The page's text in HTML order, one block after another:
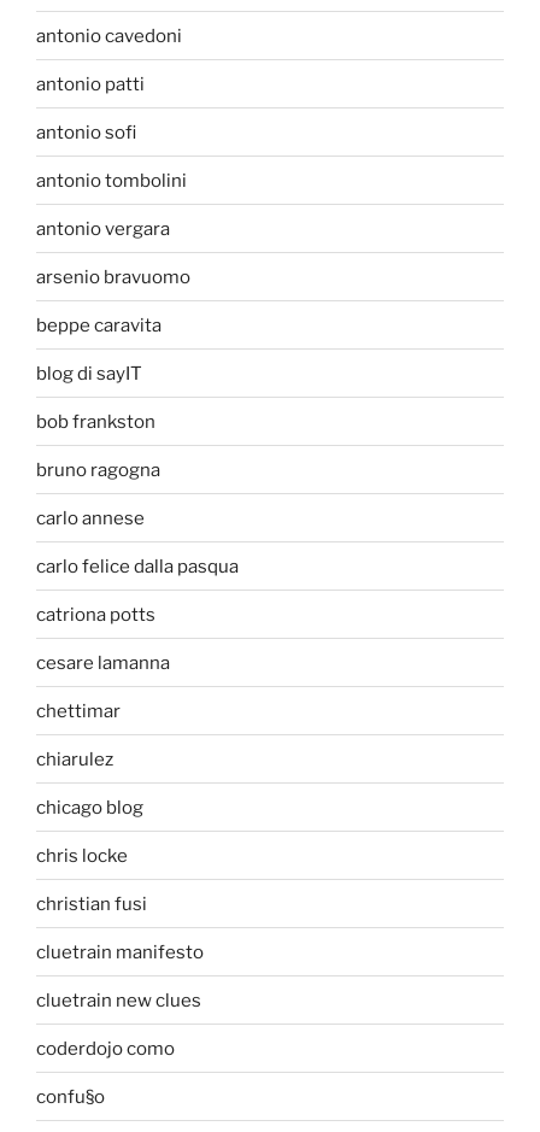
antonio cavedoni
antonio patti
antonio sofi
antonio tombolini
antonio vergara
arsenio bravuomo
beppe caravita
blog di sayIT
bob frankston
bruno ragogna
carlo annese
carlo felice dalla pasqua
catriona potts
cesare lamanna
chettimar
chiarulez
chicago blog
chris locke
christian fusi
cluetrain manifesto
cluetrain new clues
coderdojo como
confu§o